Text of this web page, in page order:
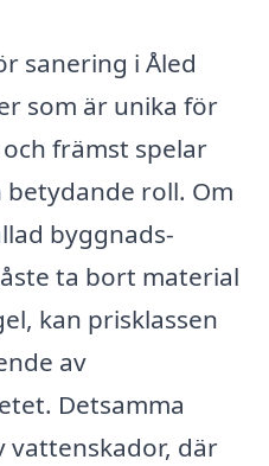
sanering i Åled
som är unika för
främst spelar
roll. Om
byggnads-
ta bort material
kan prisklassen
av
Detsamma
vattenskador, där